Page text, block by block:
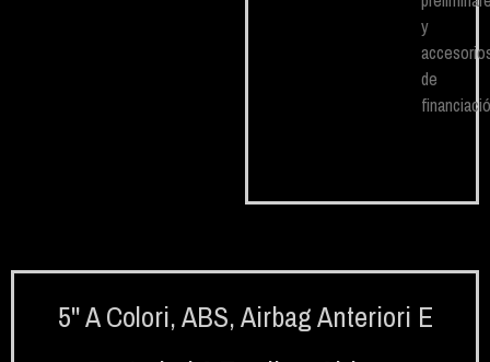
y
de
5'' A Colori,ABS,Airbag Anteriori E